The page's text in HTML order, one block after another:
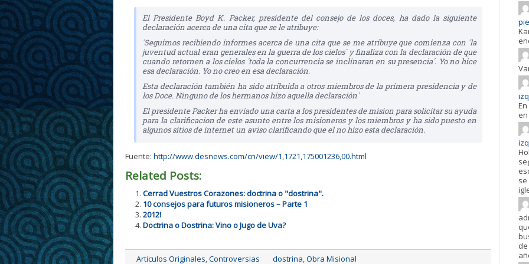
El Presidente Boyd K. Packer, presidente del consejo de los doces, ha dado la siguiente
declaración acerca de una cita que se le atribuye:
´Seguimos recibiendo informes acerca de una cita que se me atribuye que comienza con ´la
juventud actual eran generales en la guerra de los cielos´ y finaliza con la declaración de que
cuando retornen a los cielos ´toda la concurrencia se inclinaran en su presencia´. Yo no hice
esa declaración. Yo no creo en esa declaración.
Esta declaración también ha sido atribuida a otros miembros de la primera presidencia y de
los Doce. Ninguno de los hermanos hizo aquella declaración`
El presidente Packer ha enviado una carta a los presidentes de mision para solicitar su ayuda
para la clarificacion de este asunto entre los misioneros y los miembros y ha sido puesto en
algunos sitios de internet un aviso clarificando que el no hizo esta declaración.
Fuente: http://www.desnews.com/cn/view/1,1721,175001236,00.html
Related Posts:
Cerrad Vuestros Corazones: doctrina o "dostrina".
10 consejos para futuros misioneros – Parte 1
2012!
Doctrina o Dostrina: Vino o Jugo de Uva?
Articulos Originales,Controversias dostrina,Obra Misional